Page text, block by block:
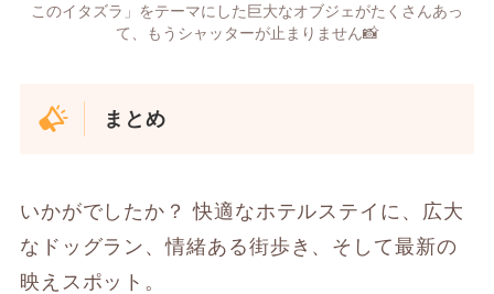
このイタズラ」をテーマにした巨大なオブジェがたくさんあっ
て、もうシャッターが止まりません📸
まとめ
いかがでしたか？ 快適なホテルステイに、広大
なドッグラン、情緒ある街歩き、そして最新の
映えスポット。